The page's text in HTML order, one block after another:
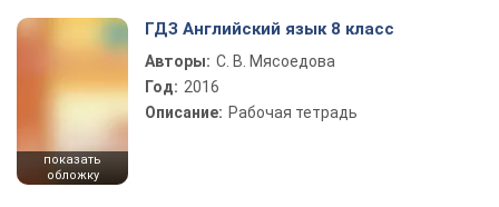
показать
обложку
ГДЗ Английский язык 8 класс
Авторы: С. В. Мясоедова
Год: 2016
Описание: Рабочая тетрадь